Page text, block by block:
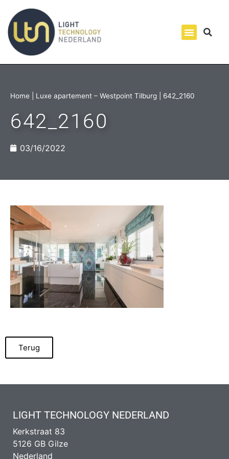
Home Luxe apartement – Westpoint Tilburg 642_2160
642_2160
03/16/2022
Terug
LIGHT TECHNOLOGY NEDERLAND
Kerkstraat 83
5126 GB Gilze
Nederland